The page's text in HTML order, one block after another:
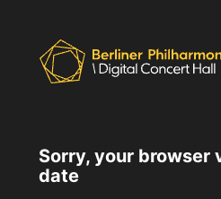
Sorry, your browser
date